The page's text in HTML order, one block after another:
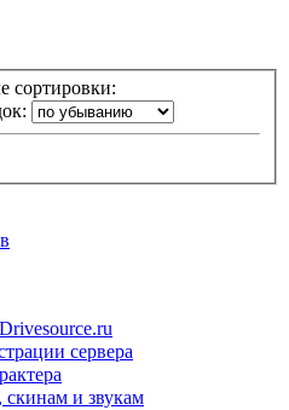
сортировки:
сервера
и звукам